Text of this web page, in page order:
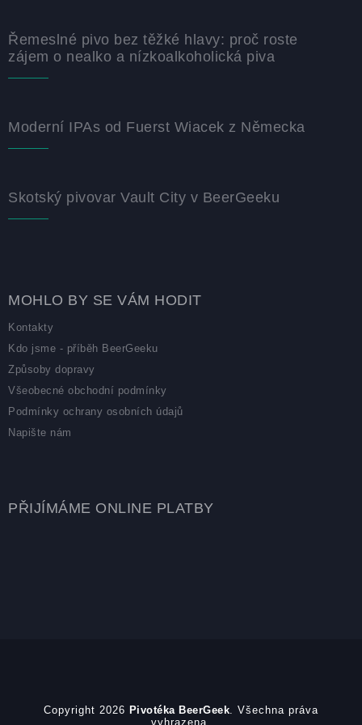
Řemeslné pivo bez těžké hlavy: proč roste
zájem o nealko a nízkoalkoholická piva
Moderní IPAs od Fuerst Wiacek z Německa
Skotský pivovar Vault City v BeerGeeku
MOHLO BY SE VÁM HODIT
Kontakty
Kdo jsme - příběh BeerGeeku
Způsoby dopravy
Všeobecné obchodní podmínky
Podmínky ochrany osobních údajů
Napište nám
PŘIJÍMÁME ONLINE PLATBY
Copyright 2026 Pivotéka BeerGeek . Všechna práva
vyhrazena.